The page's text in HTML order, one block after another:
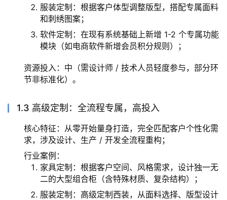
服装定制：根据客户体型调整版型，搭配专属面料
和刺绣图案；
软件定制：在现有系统基础上新增 1-2 个专属功能
模块（如电商软件新增会员积分规则）；
资源投入：中（需设计师 / 技术人员轻度参与，部分环
节非标准化）。
1.3 高级定制：全流程专属，高投入
核心特征：从零开始量身打造，完全匹配客户个性化需
求，涉及设计、生产 / 开发全流程重构；
行业案例：
家具定制：根据客户空间、风格需求，设计独一无
二的大型组合柜（含特殊材质、复杂结构）；
服装定制：高级定制西装，从面料选择、版型设计